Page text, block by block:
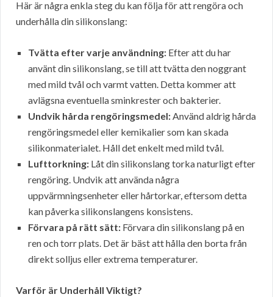
Här är några enkla steg du kan följa för att rengöra och
underhålla din silikonslang:
Tvätta efter varje användning: Efter att du har
använt din silikonslang, se till att tvätta den noggrant
med mild tvål och varmt vatten. Detta kommer att
avlägsna eventuella sminkrester och bakterier.
Undvik hårda rengöringsmedel:Använd aldrig hårda
rengöringsmedel eller kemikalier som kan skada
silikonmaterialet. Håll det enkelt med mild tvål.
Lufttorkning: Låt din silikonslang torka naturligt efter
rengöring. Undvik att använda några
uppvärmningsenheter eller hårtorkar, eftersom detta
kan påverka silikonslangens konsistens.
Förvara på rätt sätt: Förvara din silikonslang på en
ren och torr plats. Det är bäst att hålla den borta från
direkt solljus eller extrema temperaturer.
Varför är Underhåll Viktigt?